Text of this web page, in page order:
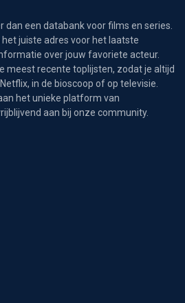
dan een databank voor films en series.
juiste adres voor het laatste
over jouw favoriete acteur.
meest recente toplijsten, zodat je altijd
in de bioscoop of op televisie.
het unieke platform van
aan bij onze community.